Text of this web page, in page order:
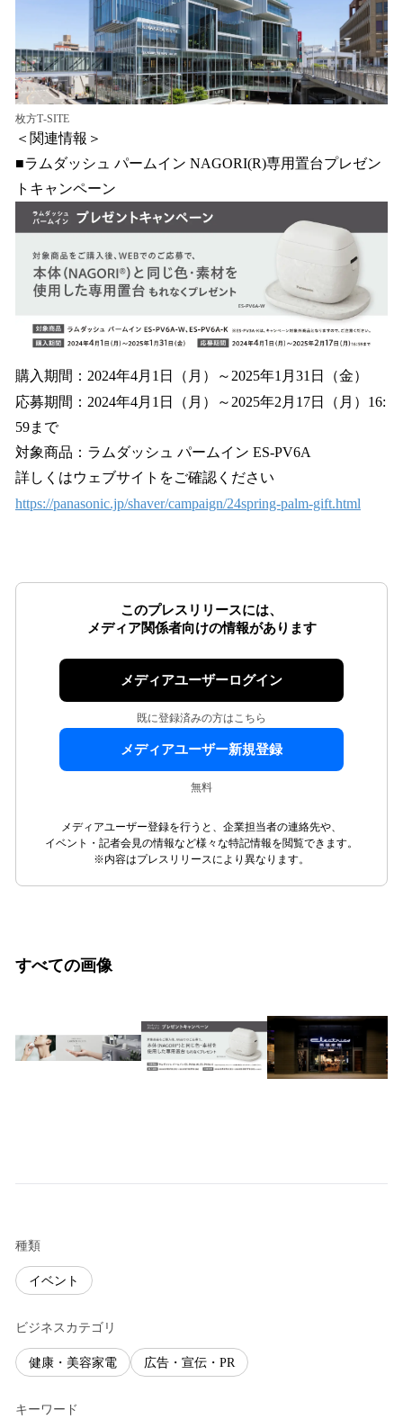
枚方T-SITE
＜関連情報＞
■ラムダッシュ パームイン NAGORI(R)専用置台プレゼン
トキャンペーン
購入期間：2024年4月1日（月）～2025年1月31日（金）
応募期間：2024年4月1日（月）～2025年2月17日（月）16:
59まで
対象商品：ラムダッシュ パームイン ES-PV6A
詳しくはウェブサイトをご確認ください
https://panasonic.jp/shaver/campaign/24spring-palm-gift.html
このプレスリリースには、
メディア関係者向けの情報があります
メディアユーザーログイン
既に登録済みの方はこちら
メディアユーザー新規登録
無料
メディアユーザー登録を行うと、企業担当者の連絡先や、
イベント・記者会見の情報など様々な特記情報を閲覧できます。
※内容はプレスリリースにより異なります。
すべての画像
種類
イベント
ビジネスカテゴリ
健康・美容家電 広告・宣伝・PR
キーワード